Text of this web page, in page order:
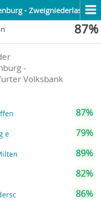
-
87%
-
Volksbank
87%
e 79%
89%
82%
86%